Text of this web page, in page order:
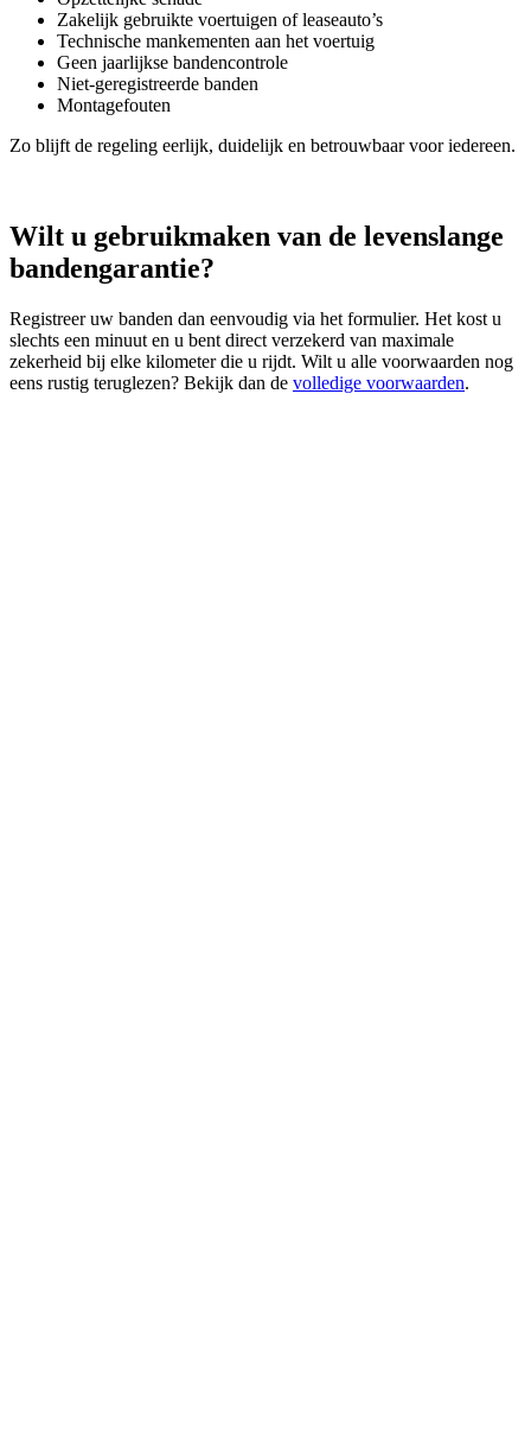
Zakelijk gebruikte voertuigen of leaseauto’s
Technische mankementen aan het voertuig
Geen jaarlijkse bandencontrole
Niet‑geregistreerde banden
Montagefouten
Zo blijft de regeling eerlijk, duidelijk en betrouwbaar voor iedereen.
Wilt u gebruikmaken van de levenslange
bandengarantie?
Registreer uw banden dan eenvoudig via het formulier. Het kost u
slechts een minuut en u bent direct verzekerd van maximale
zekerheid bij elke kilometer die u rijdt. Wilt u alle voorwaarden nog
eens rustig teruglezen? Bekijk dan de volledige voorwaarden.